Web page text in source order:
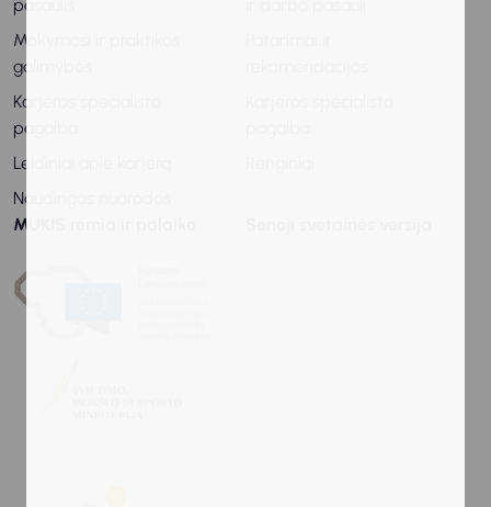
pasaulis
Mokymosi ir praktikos
galimybės
Karjeros specialisto
pagalba
Leidiniai apie karjerą
Naudingos nuorodos
MUKIS remia ir palaiko